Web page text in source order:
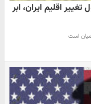
اقلیم ایران، ابر
میان است